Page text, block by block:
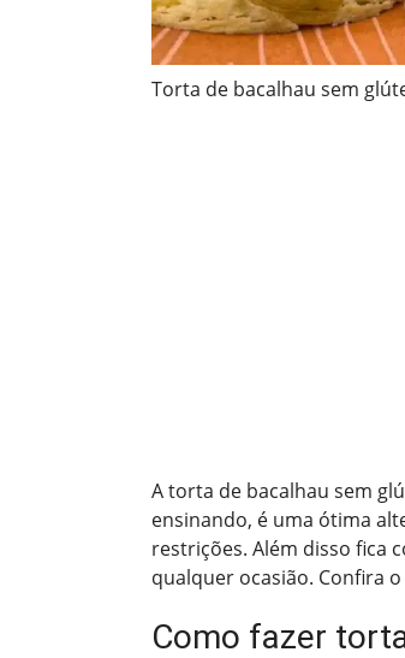
Torta de bacalhau sem
A torta de bacalhau sem
ensinando, é uma ótima
restrições. Além disso fica
qualquer ocasião. Confira
Como fazer